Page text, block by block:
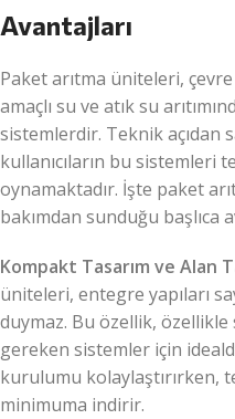
Avantajları
Paket arıtma üniteleri,
amaçlı su ve atık su
sistemlerdir. Teknik açıdan
kullanıcıların bu
oynamaktadır. İşte paket
bakımdan sunduğu başlıca
Kompakt Tasarım ve Alan
üniteleri, entegre yapıları
duymaz. Bu özellik, özellikle
gereken sistemler için
kurulumu kolaylaştırırken,
minimuma indirir.